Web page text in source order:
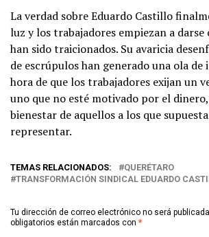
La verdad sobre Eduardo Castillo
luz y los trabajadores empiezan a darse
han sido traicionados. Su avaricia
de escrúpulos han generado una ola de
hora de que los trabajadores exijan un
uno que no esté motivado por el
bienestar de aquellos a los que
representar.
TEMAS RELACIONADOS:
QUERÉTARO
TRANSFORMACIÓN SINDICAL EDUARDO
Tu dirección de correo electrónico no será publicada.
obligatorios están marcados con *